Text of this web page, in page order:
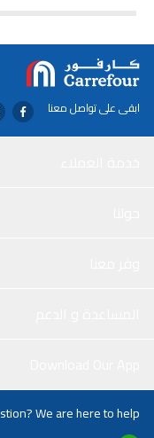
مرة.
أي غرفة غسيل حديثة. إن
يوم الغسيل أمرًا سهلاً،
فواتير الماء والكهرباء.
بتحميل أمامي WWD660WCS باللون الأبيض اللوتس.
ابقى على تواصل معنا
We are here to help.